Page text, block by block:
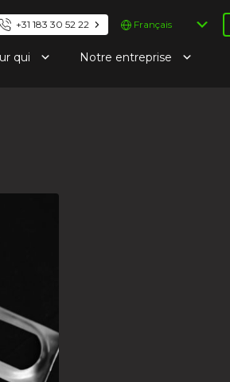
+31 183 30 52 22
Choisir
une
qui
Notre entreprise